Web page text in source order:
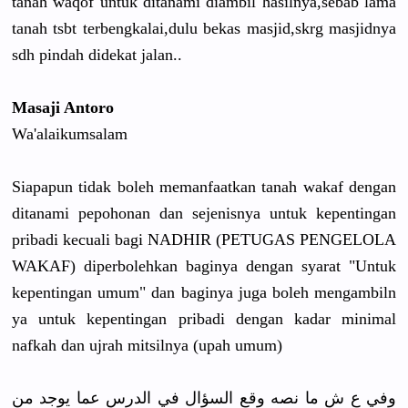
tanah tsbt terbengkalai,dulu bekas masjid,skrg masjidnya
sdh pindah didekat jalan..
Masaji Antoro
Wa'alaikumsalam
Siapapun tidak boleh memanfaatkan tanah wakaf dengan
ditanami pepohonan dan sejenisnya untuk kepentingan
pribadi kecuali bagi NADHIR (PETUGAS PENGELOLA
WAKAF) diperbolehkan baginya dengan syarat "Untuk
kepentingan umum" dan baginya juga boleh mengambiln
ya untuk kepentingan pribadi dengan kadar minimal
nafkah dan ujrah mitsilnya (upah umum)
وفي ع ش ما نصه وقع السؤال في الدرس عما يوجد من